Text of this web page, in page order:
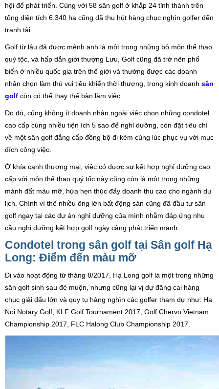
hội để phát triển. Cùng với 58 sân golf ở khắp 24 tỉnh thành trên
tổng diện tích 6.340 ha cũng đã thu hút hàng chục nghìn golfer đến
tranh tài.
Golf từ lâu đã được mệnh anh là một trong những bộ môn thể thao
quý tộc, và hấp dẫn giới thượng Lưu, Golf cũng đã trở nên phổ
biến ở nhiều quốc gia trên thế giới và thường được các doanh
nhân chọn làm thú vui tiêu khiển thời thượng, trong kinh doanh sân
golf còn có thể thay thế bàn làm việc.
Do đó, cũng không ít doanh nhân ngoài việc chọn những condotel
cao cấp cùng nhiều tiện ích 5 sao để nghỉ dưỡng, còn đặt tiêu chí
về một sân golf đẳng cấp đồng bộ đi kèm cùng lúc phục vụ với mục
đích công việc.
Ở khía cạnh thương mại, việc có được sự kết hợp nghỉ dưỡng cao
cấp với môn thể thao quý tốc này cũng còn là một trong những
mảnh đất màu mỡ, hứa hẹn thúc đẩy doanh thu cao cho ngành du
lịch. Chính vì thế nhiều ông lớn bất động sản cũng đã đầu tư sân
golf ngay tại các dự án nghỉ dưỡng của mình nhằm đáp ứng nhu
cầu nghỉ dưỡng kết hợp golf ngày càng phát triển mạnh.
Condotel trong sân golf tại Sân golf Hạ
Long: Điểm đến màu mỡ
Đi vào hoạt động từ tháng 8/2017, Hạ Long golf là một trong những
sân golf sinh sau đẻ muộn, nhưng cũng lại vị dự đăng cai hàng
chục giải đấu lớn và quy tụ hàng nghìn các golfer tham dự như: Ha
Noi Notary Golf, KLF Golf Tournament 2017, Golf Chervo Vietnam
Championship 2017, FLC Halong Club Championship 2017.